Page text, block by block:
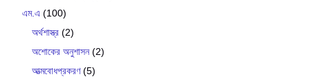
এম.এ (100)
অর্থশাস্ত্র (2)
অশোকের অনুশাসন(2)
আত্মবোধপ্রকরণ(5)